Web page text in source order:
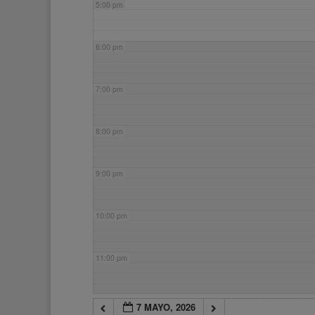
5:00 pm
6:00 pm
7:00 pm
8:00 pm
9:00 pm
10:00 pm
11:00 pm
7 MAYO, 2026